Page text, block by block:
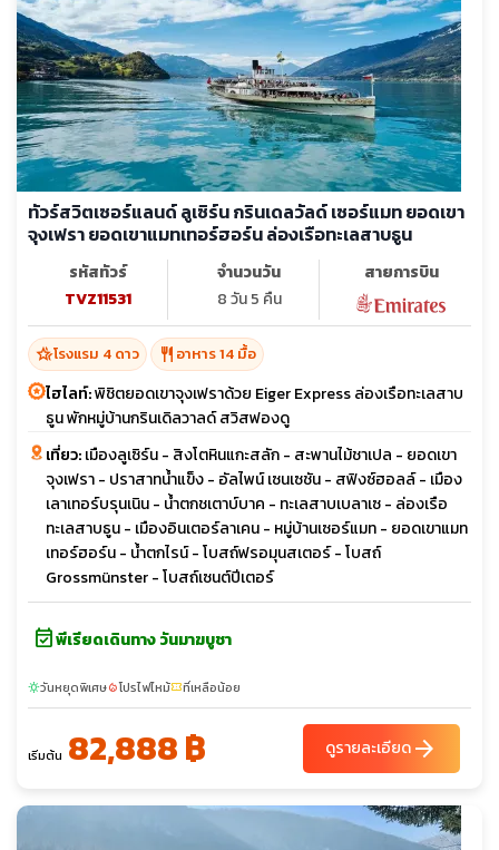
ทัวร์สวิตเซอร์แลนด์ ลูเซิร์น กรินเดลวัลด์ เซอร์แมท ยอดเขา
จุงเฟรา ยอดเขาแมทเทอร์ฮอร์น ล่องเรือทะเลสาบธูน
รหัสทัวร์
TVZ11531
จำนวนวัน
8 วัน 5 คืน
สายการบิน
hotel_classโรงแรม 4 ดาว restaurant อาหาร 14 มื้อ
ไฮไลท์:พิชิตยอดเขาจุงเฟราด้วย Eiger Express ล่องเรือทะเลสาบ
ธูน พักหมู่บ้านกรินเดิลวาลด์ สวิสฟองดู
เที่ยว:เมืองลูเซิร์น - สิงโตหินแกะสลัก - สะพานไม้ชาเปล - ยอดเขา
จุงเฟรา - ปราสาทน้ำแข็ง - อัลไพน์ เซนเซชัน - สฟิงซ์ฮอลล์ - เมือง
เลาเทอร์บรุนเนิน - น้ำตกชเตาบ์บาค - ทะเลสาบเบลาเซ - ล่องเรือ
ทะเลสาบธูน - เมืองอินเตอร์ลาเคน - หมู่บ้านเซอร์แมท - ยอดเขาแมท
เทอร์ฮอร์น - น้ำตกไรน์ - โบสถ์ฟรอมุนสเตอร์ - โบสถ์
Grossmünster - โบสถ์เซนต์ปีเตอร์
event_availableพีเรียดเดินทาง วันมาฆบูชา
sunnyวันหยุดพิเศษlocal_fire_departmentโปรไฟไหม้confirmation_numberที่เหลือน้อย
เริ่มต้น 82,888 ฿ ดูรายละเอียดarrow_forward